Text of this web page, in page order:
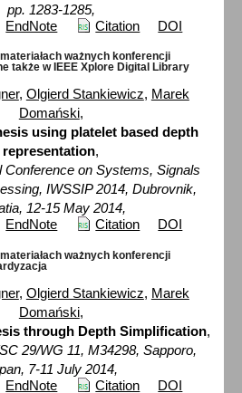
pp. 1283-1285,
EndNote Citation DOI
ważnych konferencji
także w IEEE Xplore Digital Library
, Olgierd Stankiewicz, Marek
Domański,
using platelet based depth
representation,
Conference on Systems, Signals
IWSSIP 2014, Dubrovnik,
12-15 May 2014,
EndNote Citation DOI
ważnych konferencji
, Olgierd Stankiewicz, Marek
Domański,
through Depth Simplification,
29/WG 11, M34298, Sapporo,
7-11 July 2014,
EndNote Citation DOI